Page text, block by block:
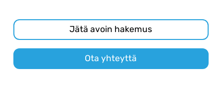
Jätä avoin hakemus
Ota yhteyttä